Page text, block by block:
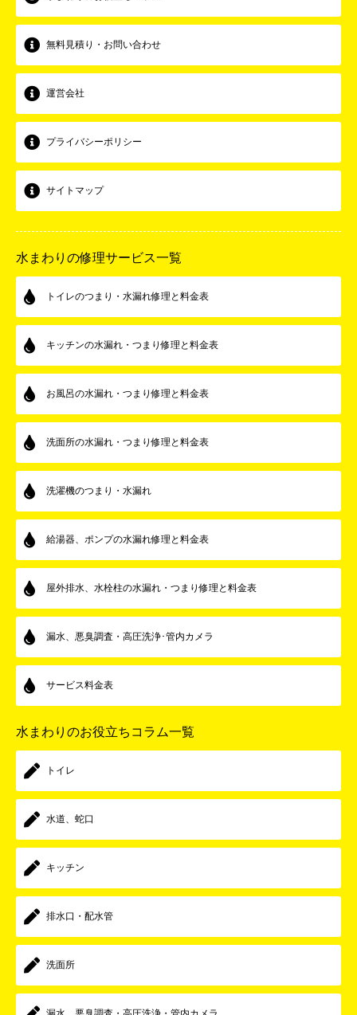
無料見積り・お問い合わせ
運営会社
プライバシーポリシー
サイトマップ
水まわりの修理サービス一覧
トイレのつまり・水漏れ修理と料金表
キッチンの水漏れ・つまり修理と料金表
お風呂の水漏れ・つまり修理と料金表
洗面所の水漏れ・つまり修理と料金表
洗濯機のつまり・水漏れ
給湯器、ポンプの水漏れ修理と料金表
屋外排水、水栓柱の水漏れ・つまり修理と料金表
漏水、悪臭調査・高圧洗浄･管内カメラ
サービス料金表
水まわりのお役立ちコラム一覧
トイレ
水道、蛇口
キッチン
排水口・配水管
洗面所